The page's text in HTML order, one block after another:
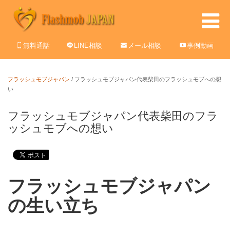
無料通話 LINE相談 メール相談 事例動画
フラッシュモブジャパン / フラッシュモブジャパン代表柴田のフラッシュモブへの想
い
フラッシュモブジャパン代表柴田のフラ
ッシュモブへの想い
フラッシュモブジャパン
の生い立ち